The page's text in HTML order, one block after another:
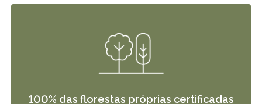
100% das florestas próprias certificadas